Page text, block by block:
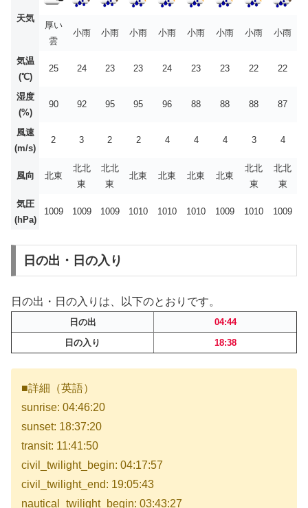
天気
厚い
雲
小雨 小雨 小雨 小雨 小雨 小雨 小雨 小雨
気温
(℃)
25 24 23 23 24 23 23 22 22
湿度
(%)
90 92 95 95 96 88 88 88 87
風速
(m/s)
2 3 2 2 4 4 4 3 4
風向 北東
北北
東
北北
東
北東 北東 北東 北東
北北
東
北北
東
気圧
(hPa)
1009 1009 1009 1010 1010 1010 1009 1010 1009
日の出・日の入り
日の出・日の入りは、以下のとおりです。
日の出
04:44
日の入り
18:38
■詳細（英語）
sunrise: 04:46:20
sunset: 18:37:20
transit: 11:41:50
civil_twilight_begin: 04:17:57
civil_twilight_end: 19:05:43
nautical_twilight_begin: 03:43:27